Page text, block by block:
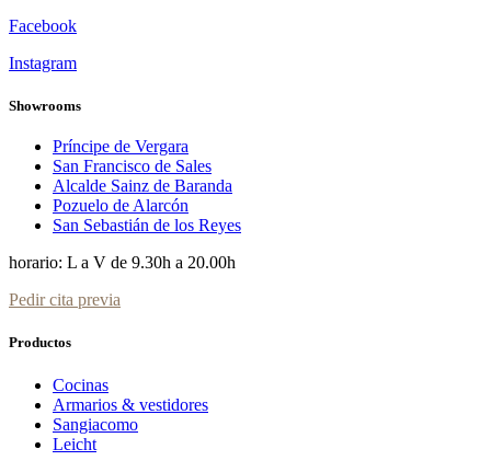
Facebook
Instagram
Showrooms
Príncipe de Vergara
San Francisco de Sales
Alcalde Sainz de Baranda
Pozuelo de Alarcón
San Sebastián de los Reyes
horario: L a V de 9.30h a 20.00h
Pedir cita previa
Productos
Cocinas
Armarios & vestidores
Sangiacomo
Leicht